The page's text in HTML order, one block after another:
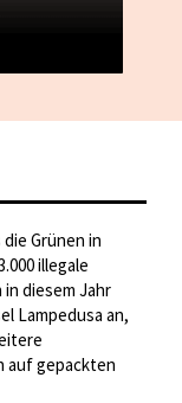
Grünen in
illegale
diesem Jahr
Lampedusa an,
auf gepackten